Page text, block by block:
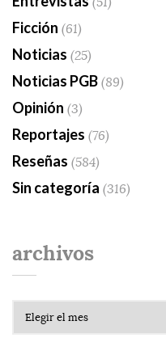
Ficción (61)
Noticias (25)
Noticias PGB(89)
Opinión (3)
Reportajes (76)
Reseñas (584)
Sin categoría (316)
archivos